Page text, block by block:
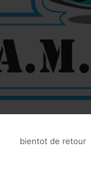
bientot de retour